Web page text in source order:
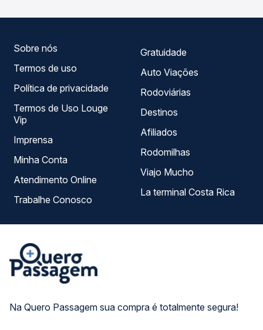
Na Quero Passagem sua compra é totalmente segura!
Sobre nós
Termos de uso
Política de privacidade
Termos de Uso Louge
Vip
Imprensa
Minha Conta
Atendimento Online
Trabalhe Conosco
Gratuidade
Auto Viações
Rodoviárias
Destinos
Afiliados
Rodomilhas
Viajo Mucho
La terminal Costa Rica